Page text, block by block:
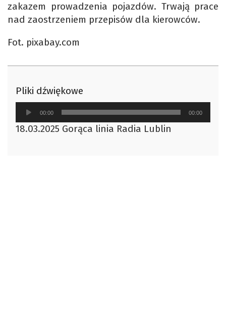
zakazem prowadzenia pojazdów. Trwają prace
nad zaostrzeniem przepisów dla kierowców.
Fot. pixabay.com
Pliki dźwiękowe
Odtwarzacz
plików
dźwiękowych
00:00 00:00
18.03.2025 Gorąca linia Radia Lublin